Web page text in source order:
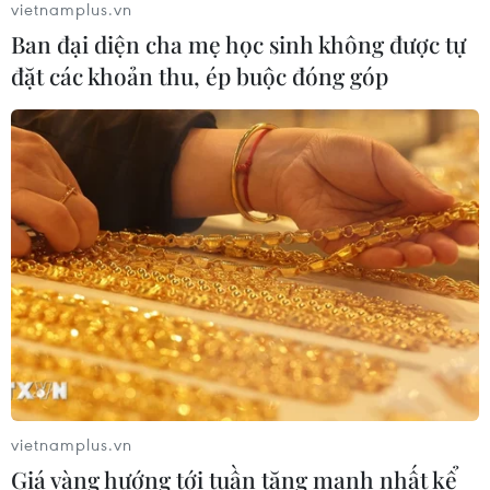
Chủ tịch Quốc hội Trần
Thanh Mẫn đón và hội đàm với Chủ
tịch Quốc hội kiêm Chủ tịch Hạ viện
Thái Lan
05/08/2026 09:08
Tổng Bí thư, Chủ tịch nước
Tô Lâm tiếp Đại sứ Malaysia
05/08/2026 07:46
Thường trực Ban Bí thư Trần
Cẩm Tú tiếp Đại sứ Singapore tại Việt
Nam
vietnamplus.vn
Ban đại diện cha mẹ học sinh không được tự
đặt các khoản thu, ép buộc đóng góp
vietnamplus.vn
Giá vàng hướng tới tuần tăng mạnh nhất kể